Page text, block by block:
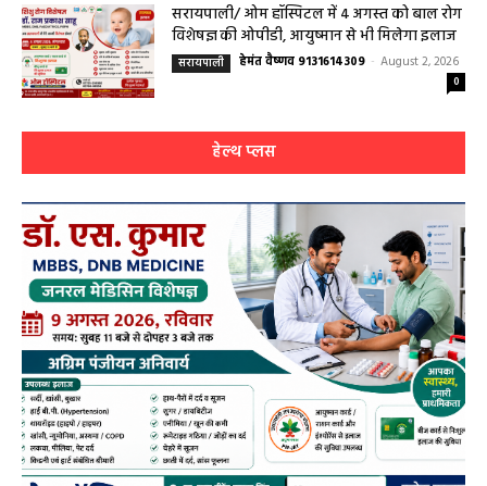
सरायपाली/ ओम हॉस्पिटल में 4 अगस्त को बाल रोग
विशेषज्ञ की ओपीडी, आयुष्मान से भी मिलेगा इलाज
सरायपाली हेमंत वैष्णव 9131614309 - August 2, 2026
0
हेल्थ प्लस